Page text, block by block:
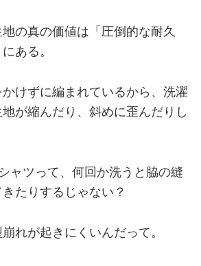
の真の価値は「圧倒的な耐久
ある。
けずに編まれているから、洗濯
が縮んだり、斜めに歪んだりし
ャツって、何回か洗うと脇の縫
たりするじゃない？
れが起きにくいんだって。